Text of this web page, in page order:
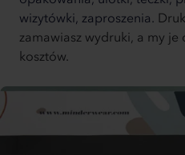
wizytówki, zaproszenia.
zamawiasz wydruki, a my je
kosztów.